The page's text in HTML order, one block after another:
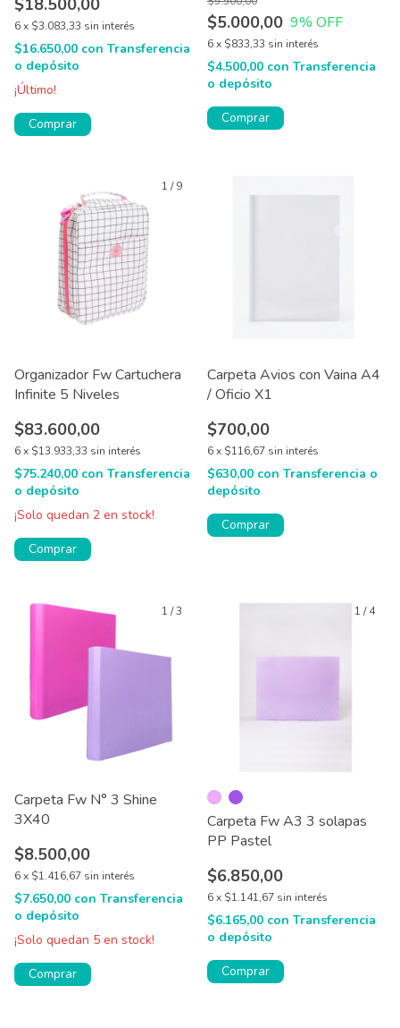
$18.500,00
6x $3.083,33 sin interés
$16.650,00 con Transferencia
o depósito
¡Último!
Comprar
$5.000,00 9% OFF
6x $833,33 sin interés
$4.500,00 con Transferencia
o depósito
Comprar
1 /9
Organizador Fw Cartuchera
Infinite 5 Niveles
$83.600,00
6x $13.933,33 sin interés
$75.240,00 con Transferencia
o depósito
¡Solo quedan 2 en stock!
Comprar
Carpeta Avios con Vaina A4
/ Oficio X1
$700,00
6x $116,67 sin interés
$630,00 con Transferencia o
depósito
Comprar
1 /3
Carpeta Fw N° 3 Shine
3X40
$8.500,00
6x $1.416,67 sin interés
$7.650,00 con Transferencia
o depósito
¡Solo quedan 5 en stock!
Comprar
1 /4
Carpeta Fw A3 3 solapas
PP Pastel
$6.850,00
6x $1.141,67 sin interés
$6.165,00 con Transferencia
o depósito
Comprar